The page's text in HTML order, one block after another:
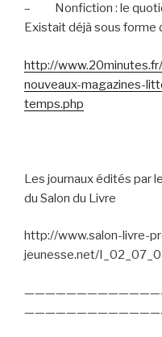
–
Nonfiction : le
Existait déjà sous forme
http://
nouveaux-magazines-
temps.php
Les journaux édités par
du Salon du Livre
http://www.salon-livre-
jeunesse.net/